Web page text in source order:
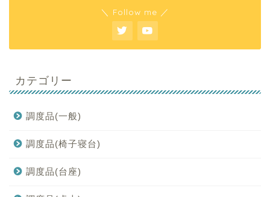
＼ Follow me ／
カテゴリー
調度品(一般)
調度品(椅子寝台)
調度品(台座)